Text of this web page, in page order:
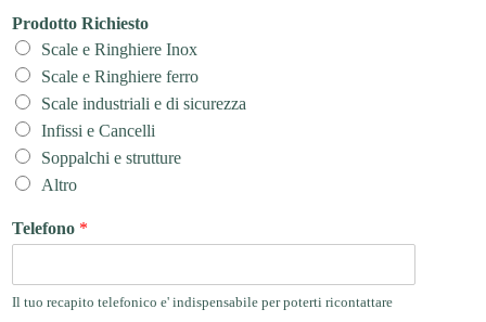
Prodotto Richiesto
Scale e Ringhiere Inox
Scale e Ringhiere ferro
Scale industriali e di sicurezza
Infissi e Cancelli
Soppalchi e strutture
Altro
Telefono *
Il tuo recapito telefonico e' indispensabile per poterti ricontattare